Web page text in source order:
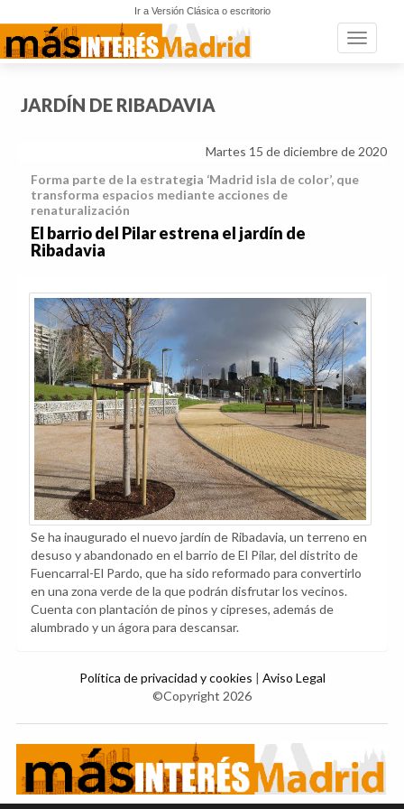
Ir a Versión Clásica o escritorio
Toggle
JARDÍN DE RIBADAVIA
Martes 15 de diciembre de 2020
Forma parte de la estrategia ‘Madrid isla de color’, que
transforma espacios mediante acciones de
renaturalización
El barrio del Pilar estrena el jardín de
Ribadavia
Se ha inaugurado el nuevo jardín de Ribadavia, un terreno en
desuso y abandonado en el barrio de El Pilar, del distrito de
Fuencarral-El Pardo, que ha sido reformado para convertirlo
en una zona verde de la que podrán disfrutar los vecinos.
Cuenta con plantación de pinos y cipreses, además de
alumbrado y un ágora para descansar.
Política de privacidad y cookies | Aviso Legal
©Copyright 2026